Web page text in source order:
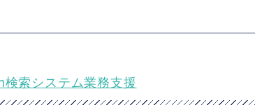
索システム業務支援